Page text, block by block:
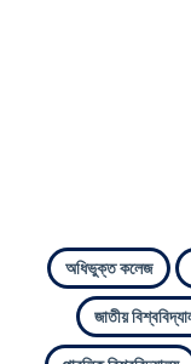
অধিভুক্ত কলেজ
জাতীয়